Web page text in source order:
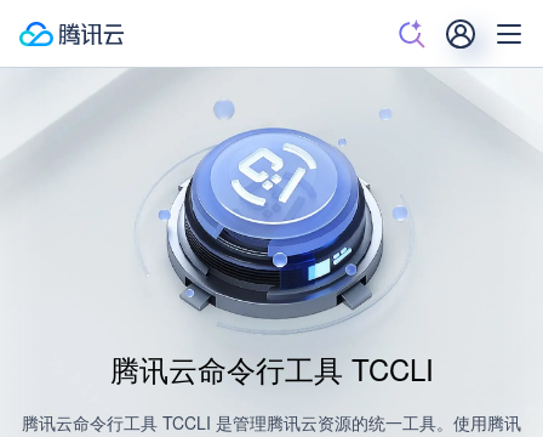
腾讯云命令行工具 TCCLI
腾讯云命令行工具 TCCLI 是管理腾讯云资源的统一工具。使用腾讯